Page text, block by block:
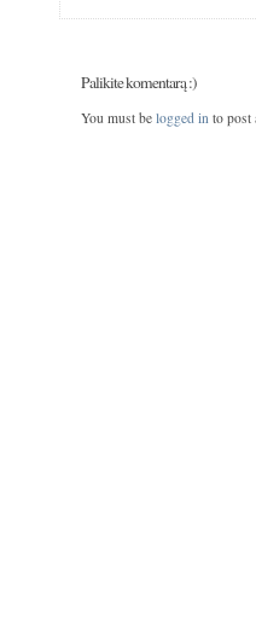
Palikite komentarą :)
You must be logged into post